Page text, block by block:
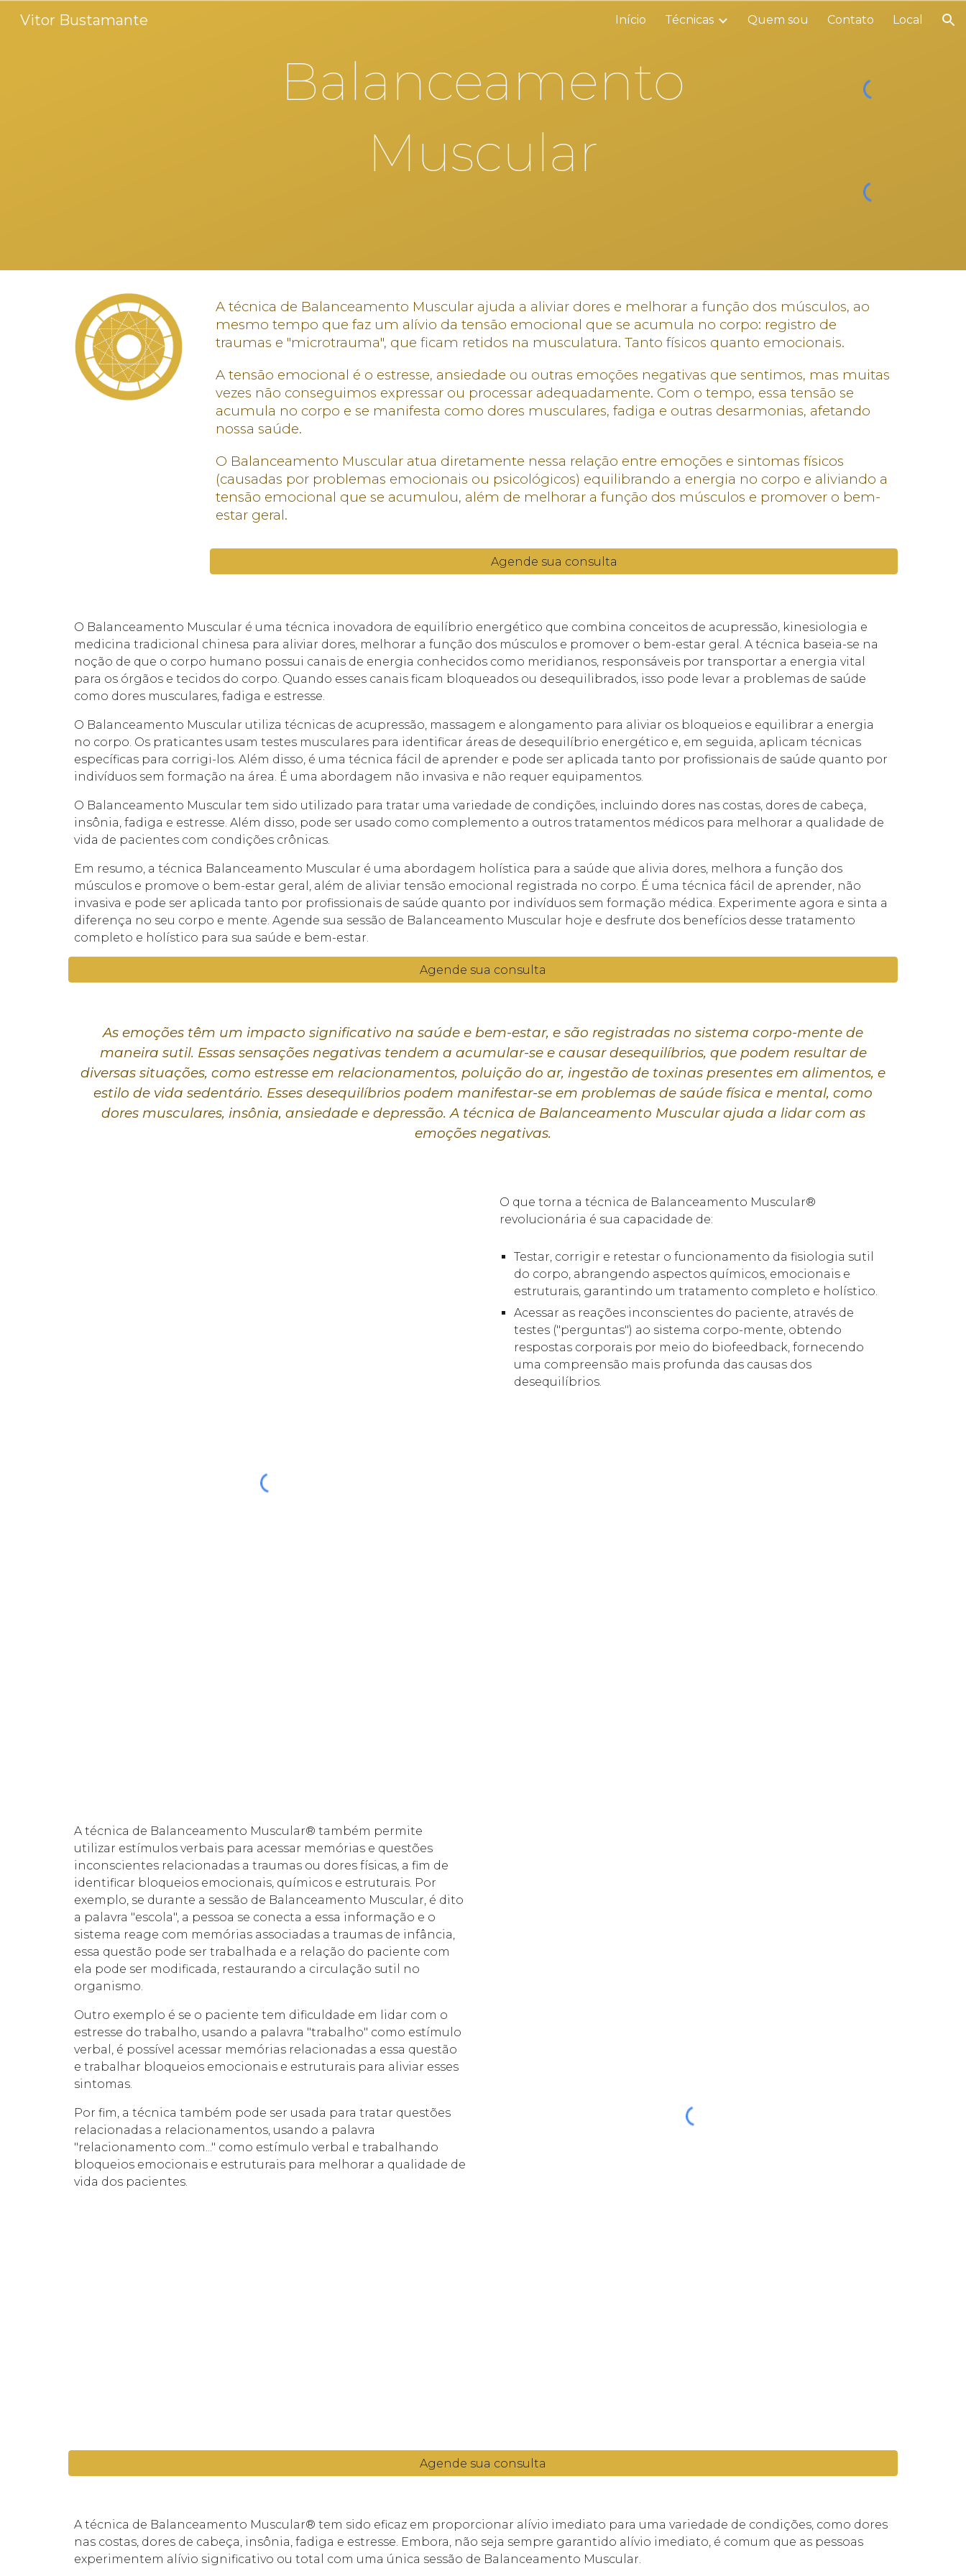
Skip to navigation
Vitor Bustamante Início Técnicas Quem sou Contato Local
Balanceamento
Muscular
A técnica de Balanceamento Muscular ajuda a aliviar dores e melhorar a função dos músculos, ao
mesmo tempo que faz um alívio da tensão emocional que se acumula no corpo: registro de
traumas e "microtrauma", que ficam retidos na musculatura. Tanto físicos quanto emocionais.
A tensão emocional é o estresse, ansiedade ou outras emoções negativas que sentimos, mas muitas
vezes não conseguimos expressar ou processar adequadamente. Com o tempo, essa tensão se
acumula no corpo e se manifesta como dores musculares, fadiga e outras desarmonias, afetando
nossa saúde.
O Balanceamento Muscular atua diretamente nessa relação entre emoções e sintomas físicos
(causadas por problemas emocionais ou psicológicos) equilibrando a energia no corpo e aliviando a
tensão emocional que se acumulou, além de melhorar a função dos músculos e promover o bem-
estar geral.
Agende sua consulta
O Balanceamento Muscular é uma técnica inovadora de equilíbrio energético que combina conceitos de acupressão, kinesiologia e
medicina tradicional chinesa para aliviar dores, melhorar a função dos músculos e promover o bem-estar geral. A técnica baseia-se na
noção de que o corpo humano possui canais de energia conhecidos como meridianos, responsáveis por transportar a energia vital
para os órgãos e tecidos do corpo. Quando esses canais ficam bloqueados ou desequilibrados, isso pode levar a problemas de saúde
como dores musculares, fadiga e estresse.
O Balanceamento Muscular utiliza técnicas de acupressão, massagem e alongamento para aliviar os bloqueios e equilibrar a energia
no corpo. Os praticantes usam testes musculares para identificar áreas de desequilíbrio energético e, em seguida, aplicam técnicas
específicas para corrigi-los. Além disso, é uma técnica fácil de aprender e pode ser aplicada tanto por profissionais de saúde quanto por
indivíduos sem formação na área. É uma abordagem não invasiva e não requer equipamentos.
O Balanceamento Muscular tem sido utilizado para tratar uma variedade de condições, incluindo dores nas costas, dores de cabeça,
insônia, fadiga e estresse. Além disso, pode ser usado como complemento a outros tratamentos médicos para melhorar a qualidade de
vida de pacientes com condições crônicas.
Em resumo, a técnica Balanceamento Muscular é uma abordagem holística para a saúde que alivia dores, melhora a função dos
músculos e promove o bem-estar geral, além de aliviar tensão emocional registrada no corpo. É uma técnica fácil de aprender, não
invasiva e pode ser aplicada tanto por profissionais de saúde quanto por indivíduos sem formação médica. Experimente agora e sinta a
diferença no seu corpo e mente. Agende sua sessão de Balanceamento Muscular hoje e desfrute dos benefícios desse tratamento
completo e holístico para sua saúde e bem-estar.
Agende sua consulta
As emoções têm um impacto significativo na saúde e bem-estar, e são registradas no sistema corpo-mente de
maneira sutil. Essas sensações negativas tendem a acumular-se e causar desequilíbrios, que podem resultar de
diversas situações, como estresse em relacionamentos, poluição do ar, ingestão de toxinas presentes em alimentos, e
estilo de vida sedentário. Esses desequilíbrios podem manifestar-se em problemas de saúde física e mental, como
dores musculares, insônia, ansiedade e depressão. A técnica de Balanceamento Muscular ajuda a lidar com as
emoções negativas.
O que torna a técnica de Balanceamento Muscular®
revolucionária é sua capacidade de:
Testar, corrigir e retestar o funcionamento da fisiologia sutil
do corpo, abrangendo aspectos químicos, emocionais e
estruturais, garantindo um tratamento completo e holístico.
Acessar as reações inconscientes do paciente, através de
testes ("perguntas") ao sistema corpo-mente, obtendo
respostas corporais por meio do biofeedback, fornecendo
uma compreensão mais profunda das causas dos
desequilíbrios.
A técnica de Balanceamento Muscular® também permite
utilizar estímulos verbais para acessar memórias e questões
inconscientes relacionadas a traumas ou dores físicas, a fim de
identificar bloqueios emocionais, químicos e estruturais. Por
exemplo, se durante a sessão de Balanceamento Muscular, é dito
a palavra "escola", a pessoa se conecta a essa informação e o
sistema reage com memórias associadas a traumas de infância,
essa questão pode ser trabalhada e a relação do paciente com
ela pode ser modificada, restaurando a circulação sutil no
organismo.
Outro exemplo é se o paciente tem dificuldade em lidar com o
estresse do trabalho, usando a palavra "trabalho" como estímulo
verbal, é possível acessar memórias relacionadas a essa questão
e trabalhar bloqueios emocionais e estruturais para aliviar esses
sintomas.
Por fim, a técnica também pode ser usada para tratar questões
relacionadas a relacionamentos, usando a palavra
"relacionamento com..." como estímulo verbal e trabalhando
bloqueios emocionais e estruturais para melhorar a qualidade de
vida dos pacientes.
Agende sua consulta
A técnica de Balanceamento Muscular® tem sido eficaz em proporcionar alívio imediato para uma variedade de condições, como dores
nas costas, dores de cabeça, insônia, fadiga e estresse. Embora, não seja sempre garantido alívio imediato, é comum que as pessoas
experimentem alívio significativo ou total com uma única sessão de Balanceamento Muscular.